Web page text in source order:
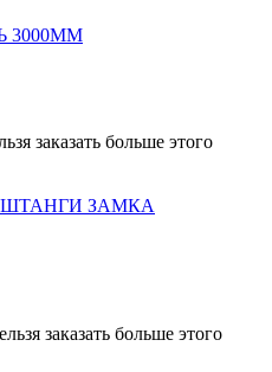
3000ММ
заказать больше этого
ШТАНГИ ЗАМКА
заказать больше этого